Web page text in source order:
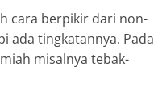
cara berpikir dari non-
ada tingkatannya. Pada
misalnya tebak-